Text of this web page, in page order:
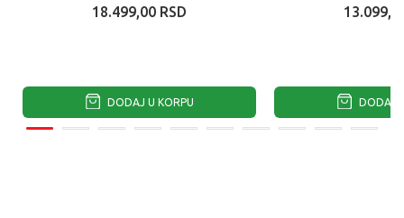
18.499,00 RSD
DODAJ U KORPU DODAJ